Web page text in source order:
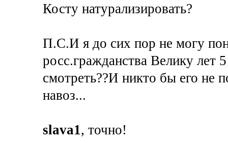
Косту натурализировать?
П.С.И я до сих пор не могу
росс.гражданства Велику лет
смотреть??И никто бы его не
навоз...
slava1, точно!